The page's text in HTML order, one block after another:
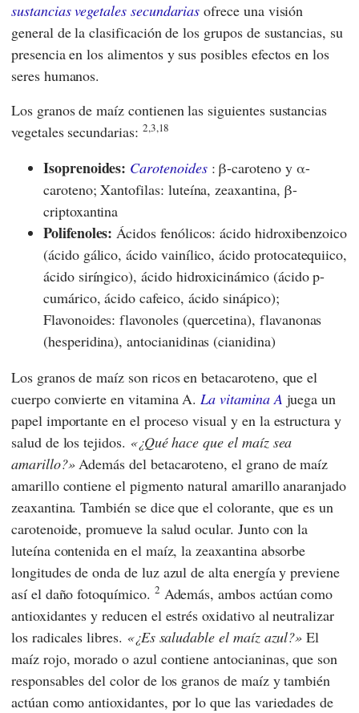
sustancias vegetales secundarias ofrece una visión
general de la clasificación de los grupos de sustancias, su
presencia en los alimentos y sus posibles efectos en los
seres humanos.
Los granos de maíz contienen las siguientes sustancias
vegetales secundarias: 2,3,18
Isoprenoides: Carotenoides: β-caroteno y α-
caroteno; Xantofilas: luteína, zeaxantina, β-
criptoxantina
Polifenoles: Ácidos fenólicos: ácido hidroxibenzoico
(ácido gálico, ácido vainílico, ácido protocatequiico,
ácido siríngico), ácido hidroxicinámico (ácido p-
cumárico, ácido cafeico, ácido sinápico);
Flavonoides: flavonoles (quercetina), flavanonas
(hesperidina), antocianidinas (cianidina)
Los granos de maíz son ricos en betacaroteno, que el
cuerpo convierte en vitamina A.La vitamina A juega un
papel importante en el proceso visual y en la estructura y
salud de los tejidos.
¿Qué hace que el maíz sea
amarillo? Además del betacaroteno, el grano de maíz
amarillo contiene el pigmento natural amarillo anaranjado
zeaxantina. También se dice que el colorante, que es un
carotenoide, promueve la salud ocular. Junto con la
luteína contenida en el maíz, la zeaxantina absorbe
longitudes de onda de luz azul de alta energía y previene
así el daño fotoquímico. 2 Además, ambos actúan como
antioxidantes y reducen el estrés oxidativo al neutralizar
los radicales libres.
¿Es saludable el maíz azul? El
maíz rojo, morado o azul contiene antocianinas, que son
responsables del color de los granos de maíz y también
actúan como antioxidantes, por lo que las variedades de